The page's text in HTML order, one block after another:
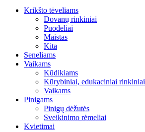
Krikšto tėveliams
Dovanų rinkiniai
Puodeliai
Maistas
Kita
Seneliams
Vaikams
Kūdikiams
Kūrybiniai, edukaciniai rinkiniai
Vaikams
Pinigams
Pinigų dėžutės
Sveikinimo rėmeliai
Kvietimai